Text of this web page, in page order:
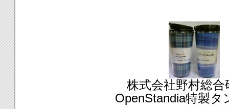
株式会社野村総合
OpenStandia特製タ